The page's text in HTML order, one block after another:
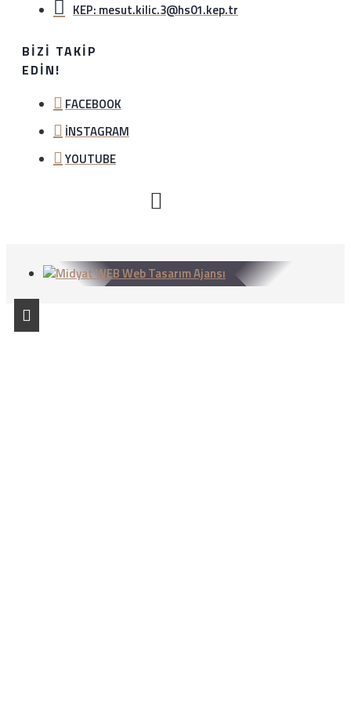
KEP: mesut.kilic.3@hs01.kep.tr
BIZI TAKIP
EDIN!
FACEBOOK
İNSTAGRAM
YOUTUBE